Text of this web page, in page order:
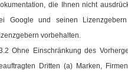
die Ihnen nicht
Google und seinen
vorbehalten.
Ohne Einschränkung des
Dritten (a) Marken,